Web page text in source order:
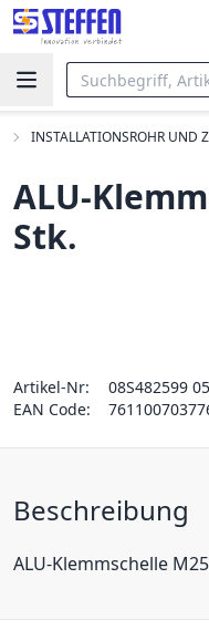
INSTALLATIONSROHR UND
ALU-
Stk.
Artikel-Nr:
08S482599 05
EAN Code:
Beschreibung
ALU-Klemmschelle